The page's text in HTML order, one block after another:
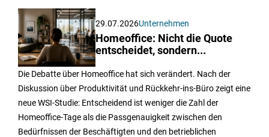
29.07.2026Unternehmen
Homeoffice: Nicht die Quote
entscheidet, sondern...
Die Debatte über Homeoffice hat sich verändert. Nach der
Diskussion über Produktivität und Rückkehr-ins-Büro zeigt eine
neue WSI-Studie: Entscheidend ist weniger die Zahl der
Homeoffice-Tage als die Passgenauigkeit zwischen den
Bedürfnissen der Beschäftigten und den betrieblichen